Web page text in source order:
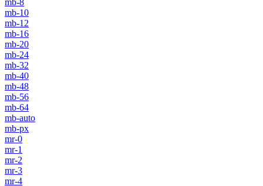
mb-10
mb-12
mb-16
mb-20
mb-24
mb-32
mb-40
mb-48
mb-56
mb-64
mb-auto
mb-px
mr-0
mr-1
mr-2
mr-3
mr-4